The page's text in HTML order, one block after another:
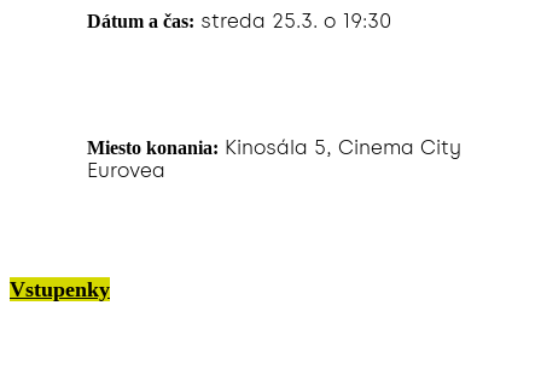
Dátum a čas: streda 25.3. o 19:30
Miesto konania: Kinosála 5, Cinema City
Eurovea
Vstupenky